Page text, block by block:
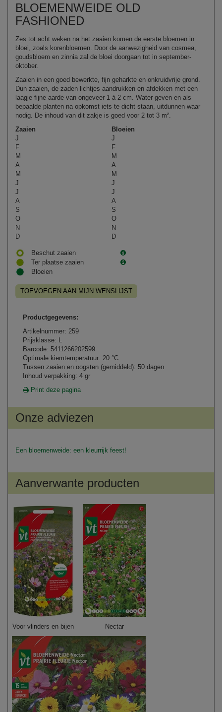
BLOEMENWEIDE OLD
FASHIONED
Zes tot acht weken na het zaaien komen de eerste bloemen in
bloei, zoals korenbloemen. Door de aanwezigheid van cosmea,
goudsbloem en zinnia zal de bloei doorgaan tot in september-
oktober.
Zaaien in een goed bewerkte, fijn geharkte en onkruidvrije grond.
Dun zaaien, de zaden lichtjes aandrukken en afdekken met een
laagje fijne aarde van ongeveer 1 à 2 cm. Water geven en als
bepaalde planten na opkomst iets te dicht staan, uitdunnen waar
nodig. De inhoud van dit zakje is goed voor 2 tot 3 m².
Zaaien
Bloeien
J
J
F
F
M
M
A
A
M
M
J
J
J
J
A
A
S
S
O
O
N
N
D
D
Beschut zaaien
Ter plaatse zaaien
Bloeien
TOEVOEGEN AAN MIJN WENSLIJST
Productgegevens:
Artikelnummer: 259
Prijsklasse: L
Barcode: 5411266202599
Optimale kiemtemperatuur: 20 °C
Tussen zaaien en oogsten (gemiddeld): 50 dagen
Inhoud verpakking: 4 gr
Print deze pagina
Onze adviezen
Een bloemenweide: een kleurrijk feest!
Aanverwante producten
Voor vlinders en bijen Nectar